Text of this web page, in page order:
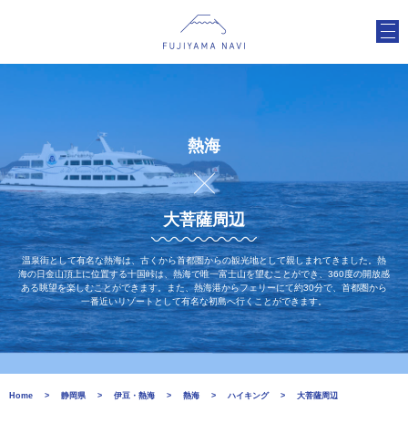
熱海
大菩薩周辺
温泉街として有名な熱海は、古くから首都圏からの観光地として親しまれてきました。熱
海の日金山頂上に位置する十国峠は、熱海で唯一富士山を望むことができ、360度の開放感
ある眺望を楽しむことができます。また、熱海港からフェリーにて約30分で、首都圏から
一番近いリゾートとして有名な初島へ行くことができます。
Home 静岡県 伊豆・熱海 熱海 ハイキング 大菩薩周辺